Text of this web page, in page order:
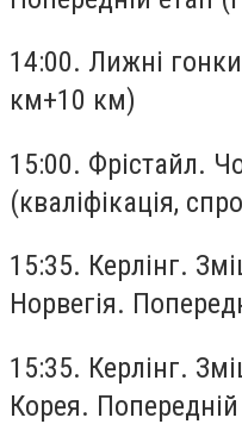
14:00. Лижні
км+10 км)
15:00. Фрістайл.
(кваліфікація,
15:35. Керлінг.
Норвегія.
15:35. Керлінг.
Корея. Попередній